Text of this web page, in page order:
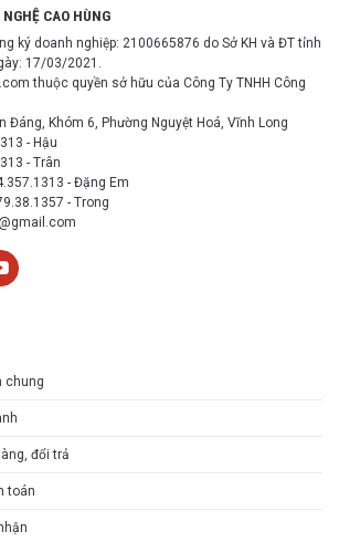
CAO HÙNG
ký doanh nghiệp: 2100665876 do Sở KH và ĐT tỉnh
17/03/2021.
thuộc quyền sở hữu của Công Ty TNHH Công
Khóm 6, Phường Nguyệt Hoá, Vĩnh Long
- Hậu
- Trân
- Đặng Em
- Trong
chung
đổi trả
toán